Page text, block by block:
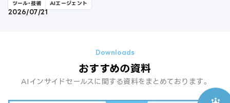
ツール・技術 AIエージェント
2026/07/21
おすすめの資料
AIインサイドセールスに関する資料をまとめております。